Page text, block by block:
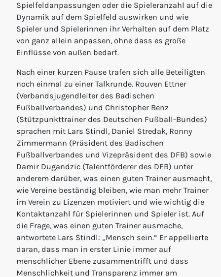
Spielfeldanpassungen oder die Spieleranzahl auf die
Dynamik auf dem Spielfeld auswirken und wie
Spieler und Spielerinnen ihr Verhalten auf dem Platz
von ganz allein anpassen, ohne dass es große
Einflüsse von außen bedarf.
Nach einer kurzen Pause trafen sich alle Beteiligten
noch einmal zu einer Talkrunde. Rouven Ettner
(Verbandsjugendleiter des Badischen
Fußballverbandes) und Christopher Benz
(Stützpunkttrainer des Deutschen Fußball-Bundes)
sprachen mit Lars Stindl, Daniel Stredak, Ronny
Zimmermann (Präsident des Badischen
Fußballverbandes und Vizepräsident des DFB) sowie
Damir Dugandzic (Talentförderer des DFB) unter
anderem darüber, was einen guten Trainer ausmacht,
wie Vereine beständig bleiben, wie man mehr Trainer
im Verein zu Lizenzen motiviert und wie wichtig die
Kontaktanzahl für Spielerinnen und Spieler ist. Auf
die Frage, was einen guten Trainer ausmache,
antwortete Lars Stindl: „Mensch sein.“ Er appellierte
daran, dass man in erster Linie immer auf
menschlicher Ebene zusammentrifft und dass
Menschlichkeit und Transparenz immer am